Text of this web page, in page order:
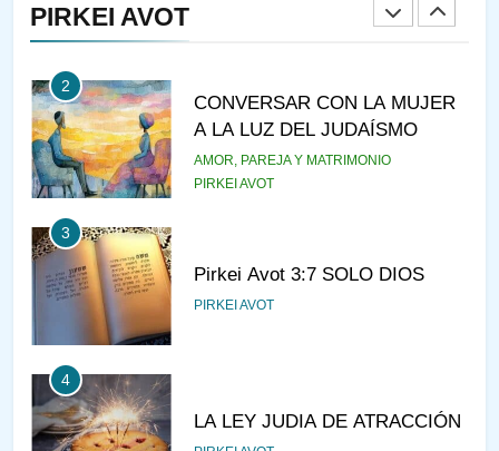
PIRKEI AVOT
2
CONVERSAR CON LA MUJER
A LA LUZ DEL JUDAÍSMO
AMOR, PAREJA Y MATRIMONIO
PIRKEI AVOT
3
Pirkei Avot 3:7 SOLO DIOS
PIRKEI AVOT
4
LA LEY JUDIA DE ATRACCIÓN